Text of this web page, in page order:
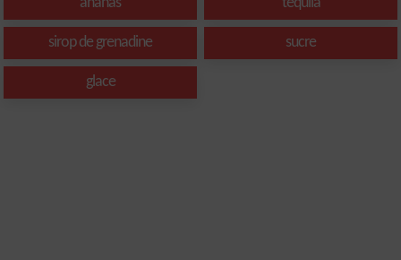
sirop de grenadine sucre
glace